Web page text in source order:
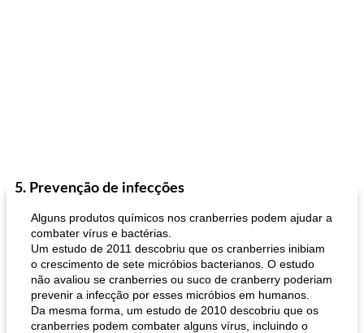
5. Prevenção de infecções
Alguns produtos químicos nos cranberries podem ajudar a
combater vírus e bactérias.
Um estudo de 2011 descobriu que os cranberries inibiam
o crescimento de sete micróbios bacterianos. O estudo
não avaliou se cranberries ou suco de cranberry poderiam
prevenir a infecção por esses micróbios em humanos.
Da mesma forma, um estudo de 2010 descobriu que os
cranberries podem combater alguns vírus, incluindo o